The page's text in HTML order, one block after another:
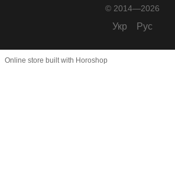
© 2014—2026
Укр Рус
Online store built with Horoshop